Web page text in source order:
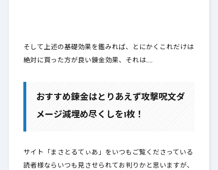
そして上述の基礎効果を鑑みれば、とにかくこれだけは
絶対に買った方が良い錬金効果、それは……
おすすめ錬金はとりあえず攻撃呪文ダ
メージ減埋め尽くしを1枚！
サイト「まさとるてぃあ」をいつもご覧くださっている
読者様ならいつも見させられてお判りかと思いますが、